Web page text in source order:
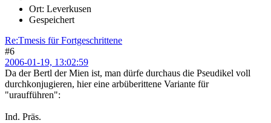
Ort: Leverkusen
Gespeichert
Re:Tmesis für Fortgeschrittene
#6
2006-01-19, 13:02:59
Da der Bertl der Mien ist, man dürfe durchaus die Pseudikel voll
durchkonjugieren, hier eine arbüberittene Variante für
"uraufführen":
Ind. Präs.